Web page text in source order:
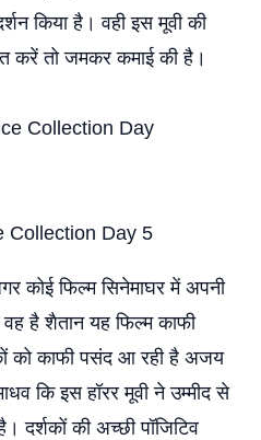
किया है। वही इस मूवी की
करें तो जमकर कमाई की है।
Collection Day 5
कोई फिल्म सिनेमाघर में अपनी
है शैतान यह फिल्म काफी
को काफी पसंद आ रही है अजय
कि इस हॉरर मूवी ने उम्मीद से
दर्शकों की अच्छी पॉजिटिव